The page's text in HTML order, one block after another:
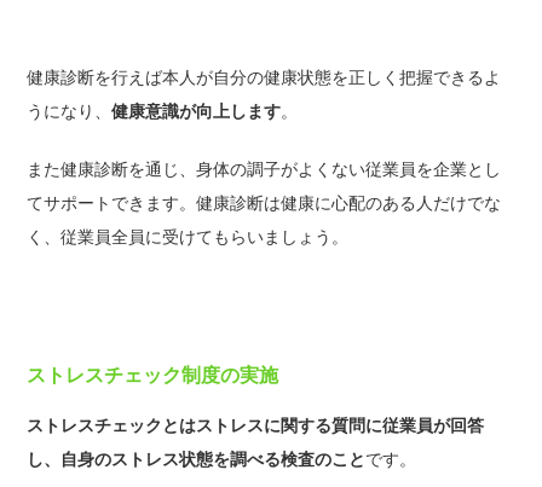
健康診断を行えば本人が自分の健康状態を正しく把握できるよ
うになり、健康意識が向上します。
また健康診断を通じ、身体の調子がよくない従業員を企業とし
てサポートできます。健康診断は健康に心配のある人だけでな
く、従業員全員に受けてもらいましょう。
ストレスチェック制度の実施
ストレスチェックとはストレスに関する質問に従業員が回答
し、自身のストレス状態を調べる検査のことです。